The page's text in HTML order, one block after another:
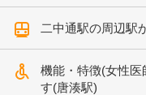
二中通駅の周辺駅
機能・特徴(女性
す(唐湊駅)